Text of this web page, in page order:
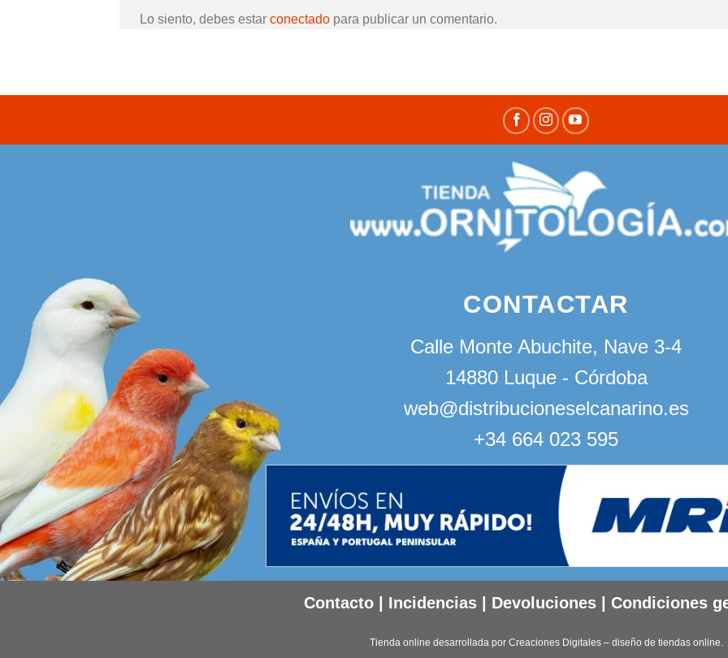
Lo siento, debes estar conectado para publicar un comentario.
CONTACTAR
Calle Monte Abuchite, Nave 3-4
14880 Luque - Córdoba
web@distribucioneselcanarino.es
+34 664 023 595
Contacto Incidencias Devoluciones Condiciones
Tienda online desarrollada por Creaciones Digitales – diseño de tiendas online.